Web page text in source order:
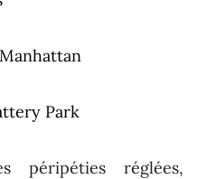
péripéties réglées,